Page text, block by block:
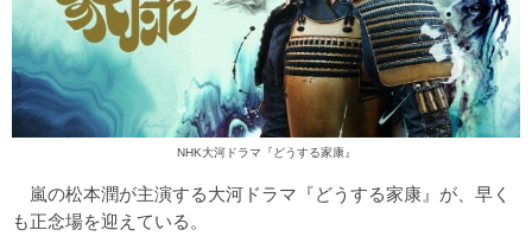
NHK大河ドラマ『どうする家康』
嵐の松本潤が主演する大河ドラマ『どうする家康』が、早く
も正念場を迎えている。